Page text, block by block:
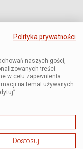
Polityka prywatności
naszych gości,
treści.
w celu zapewnienia
na temat używanych
Dostosuj